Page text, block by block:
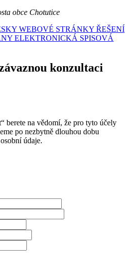
obce Chotutice
WEBOVÉ STRÁNKY ŘEŠENÍ
ELEKTRONICKÁ SPISOVÁ
konzultaci
berete na vědomí, že pro tyto účely
po nezbytně dlouhou dobu
údaje.